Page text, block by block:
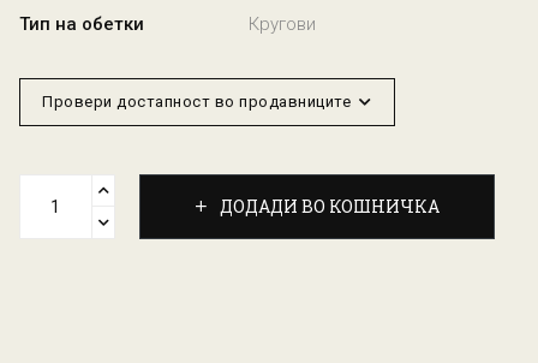
Тип на обетки
Кругови
Провери достапност во продавниците
ДОДАДИ ВО КОШНИЧКА